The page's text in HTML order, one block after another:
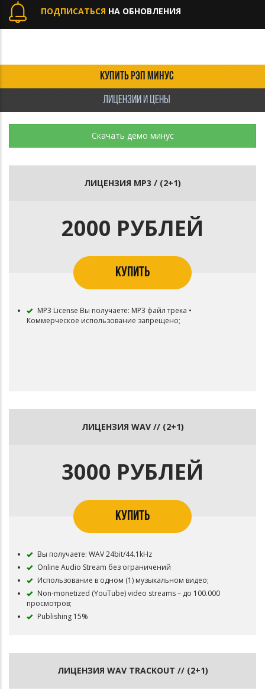
ПОДПИСАТЬСЯ НА ОБНОВЛЕНИЯ
КУПИТЬ РЭП МИНУС
ЛИЦЕНЗИИ И ЦЕНЫ
Скачать демо минус
ЛИЦЕНЗИЯ MP3 / (2+1)
2000 РУБЛЕЙ
КУПИТЬ
MP3 License Вы получаете: MP3 файл трека •
Коммерческое использование запрещено;
ЛИЦЕНЗИЯ WAV // (2+1)
3000 РУБЛЕЙ
КУПИТЬ
Вы получаете: WAV 24bit/44.1kHz
Online Audio Stream без ограничений
Использование в одном (1) музыкальном видео;
Non-monetized (YouTube) video streams – до 100.000
просмотров;
Publishing 15%
ЛИЦЕНЗИЯ WAV TRACKOUT // (2+1)